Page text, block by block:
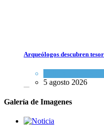
Israel y Medio
5 agosto 2026
Arqueólogos descubren
5 agosto 2026
Galería de Imagenes